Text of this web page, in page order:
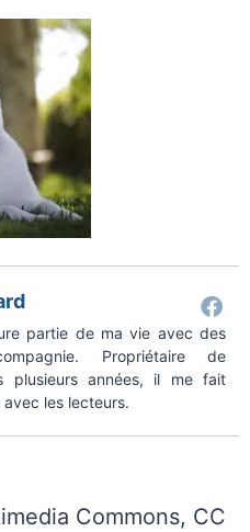
partie de ma vie avec des
Propriétaire de
plusieurs années, il me fait
les lecteurs.
Commons, CC